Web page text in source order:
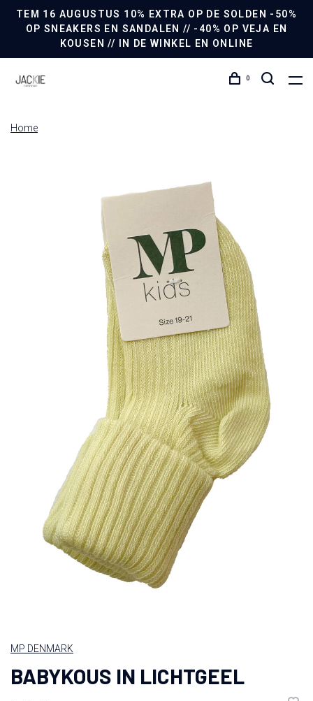
TEM 16 AUGUSTUS 10% EXTRA OP DE SOLDEN -50%
OP SNEAKERS EN SANDALEN // -40% OP VEJA EN
KOUSEN // IN DE WINKEL EN ONLINE
0
Home
MP DENMARK
BABYKOUS IN LICHTGEEL